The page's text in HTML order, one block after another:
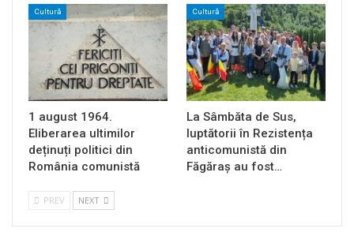
Cultură
1 august 1964.
Eliberarea ultimilor
deținuți politici din
România comunistă
Cultură
La Sâmbăta de Sus,
luptătorii în Rezistența
anticomunistă din
Făgăraș au fost…
PREV NEXT